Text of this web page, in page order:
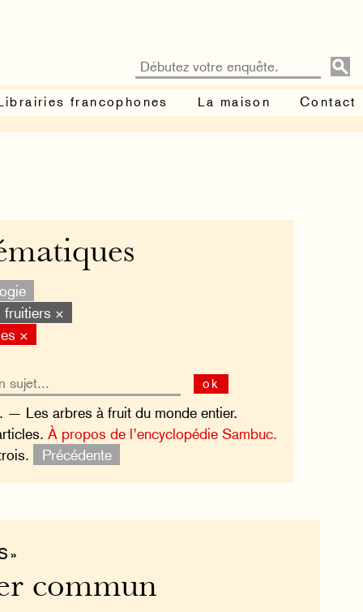
francophones La maison Contact
fruitiers ×
×
ok
— Les arbres à fruit du monde entier.
À propos de l’encyclopédie Sambuc.
Précédente
»
commun